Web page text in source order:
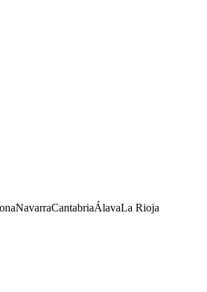
NavarraCantabriaÁlavaLa Rioja